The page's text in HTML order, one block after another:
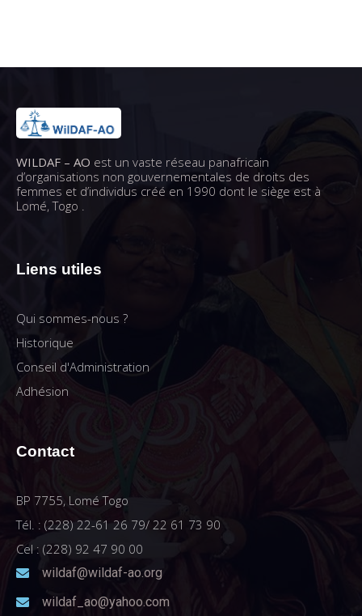
WILDAF – AO est un vaste réseau panafricain
d’organisations non gouvernementales de droits des
femmes et d’individus créé en 1990 dont le siège est à
Lomé, Togo .
Liens utiles
Qui sommes-nous ?
Historique
Conseil d'Administration
Adhésion
Contact
BP 7755, Lomé Togo
Tél. : (228) 22-61 26 79/ 22 61 73 90
Cel : (228) 92 47 90 00
wildaf@wildaf-ao.org
wildaf_ao@yahoo.com